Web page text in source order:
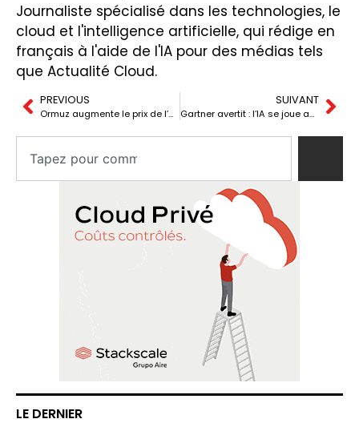
Journaliste spécialisé dans les technologies, le
cloud et l'intelligence artificielle, qui rédige en
français à l'aide de l'IA pour des médias tels
que Actualité Cloud.
PREVIOUS
Ormuz augmente le prix de l’acide fluorhydrique et fait pression sur Samsung et SK hynix
SUIVANT
Gartner avertit : l’IA se joue aussi dans la gestion des talents
LE DERNIER